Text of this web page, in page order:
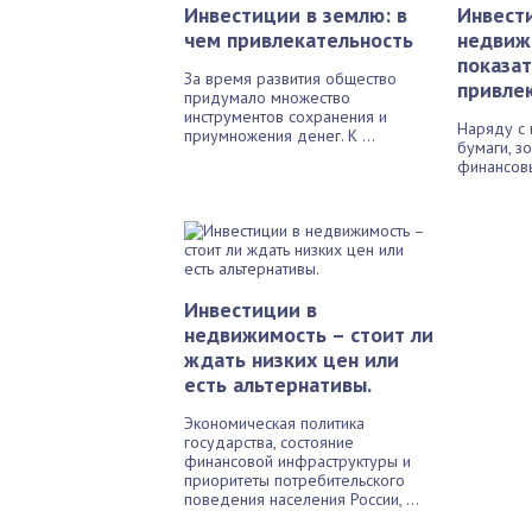
Инвестиции в землю: в
чем привлекательность
За время развития общество
придумало множество
инструментов сохранения и
приумножения денег. К ...
Наряду с
бумаги,
Инвестиции в
недвижимость – стоит ли
ждать низких цен или
есть альтернативы.
Экономическая политика
государства, состояние
финансовой инфраструктуры и
приоритеты потребительского
поведения населения России, ...